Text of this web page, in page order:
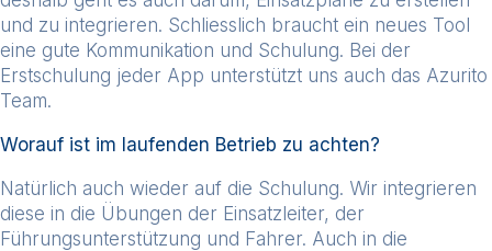
und zu integrieren. Schliesslich braucht ein neues Tool
eine gute Kommunikation und Schulung. Bei der
Erstschulung jeder App unterstützt uns auch das Azurito
Team.
Worauf ist im laufenden Betrieb zu achten?
Natürlich auch wieder auf die Schulung. Wir integrieren
diese in die Übungen der Einsatzleiter, der
Führungsunterstützung und Fahrer. Auch in die